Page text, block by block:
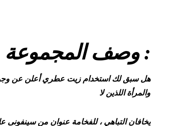
وصف المجموعة :
هل سبق لك استخدام زيت عطري أعلن عن
والمرأة اللذين لا
يخافان التباهي ، للفخامة عنوان من سينفونى